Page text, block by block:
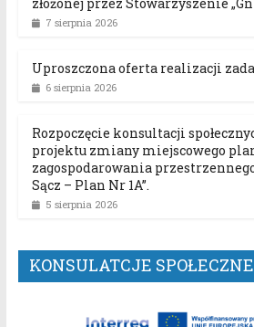
złożonej przez Stowarzyszenie
7 sierpnia 2026
Uproszczona oferta realizacji
6 sierpnia 2026
Rozpoczęcie konsultacji
projektu zmiany miejscowego
zagospodarowania
Sącz – Plan Nr 1A”.
5 sierpnia 2026
KONSULATCJE SPOŁECZNE